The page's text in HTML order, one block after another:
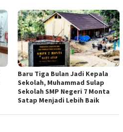
Baru Tiga Bulan Jadi Kepala
Sekolah, Muhammad Sulap
Sekolah SMP Negeri 7 Monta
Satap Menjadi Lebih Baik